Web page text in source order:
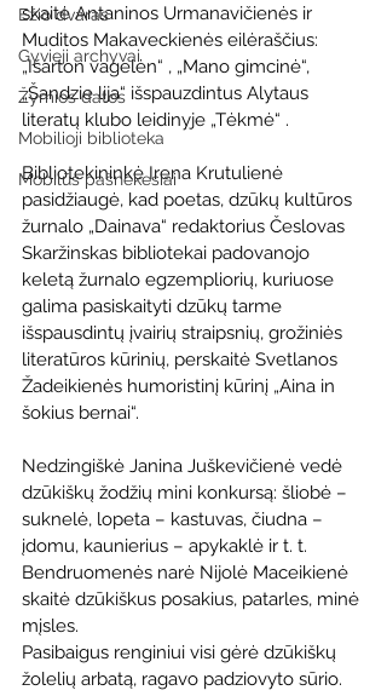
Ežio dvaras
Gyvieji archyvai
Žymios datos
Mobilioji biblioteka
Mobilūs pašnekesiai
skaitė Antaninos Urmanavičienės ir
Muditos Makaveckienės eilėraščius:
„Išarton vagelėn“ , „Mano gimcinė“,
„Šandzie lija“ išspauzdintus Alytaus
literatų klubo leidinyje „Tėkmė“ .
Bibliotekininkė Irena Krutulienė
pasidžiaugė, kad poetas, dzūkų kultūros
žurnalo „Dainava“ redaktorius Česlovas
Skaržinskas bibliotekai padovanojo
keletą žurnalo egzempliorių, kuriuose
galima pasiskaityti dzūkų tarme
išspausdintų įvairių straipsnių, grožiniės
literatūros kūrinių, perskaitė Svetlanos
Žadeikienės humoristinį kūrinį „Aina in
šokius bernai“.
Nedzingiškė Janina Juškevičienė vedė
dzūkiškų žodžių mini konkursą: šliobė –
suknelė, lopeta – kastuvas, čiudna –
įdomu, kaunierius – apykaklė ir t. t.
Bendruomenės narė Nijolė Maceikienė
skaitė dzūkiškus posakius, patarles, minė
mįsles.
Pasibaigus renginiui visi gėrė dzūkiškų
žolelių arbatą, ragavo padziovyto sūrio.